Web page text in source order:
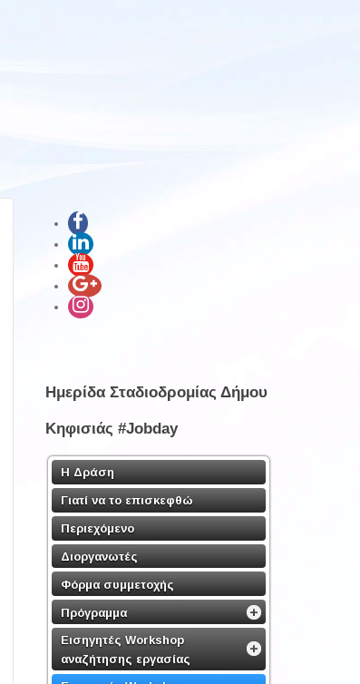
Ημερίδα Σταδιοδρομίας Δήμου
Κηφισιάς #Jobday
Η Δράση
Γιατί να το επισκεφθώ
Περιεχόμενο
Διοργανωτές
Φόρμα συμμετοχής
Πρόγραμμα
Εισηγητές Workshop
αναζήτησης εργασίας